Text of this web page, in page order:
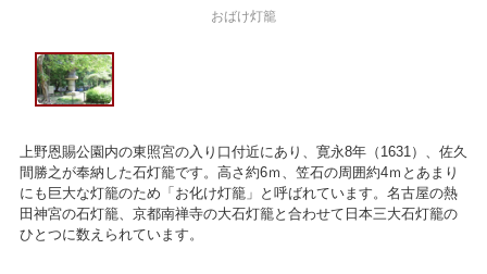
おばけ灯籠
上野恩賜公園内の東照宮の入り口付近にあり、寛永8年（1631）、佐久
間勝之が奉納した石灯籠です。高さ約6ｍ、笠石の周囲約4ｍとあまり
にも巨大な灯籠のため「お化け灯籠」と呼ばれています。名古屋の熱
田神宮の石灯籠、京都南禅寺の大石灯籠と合わせて日本三大石灯籠の
ひとつに数えられています。